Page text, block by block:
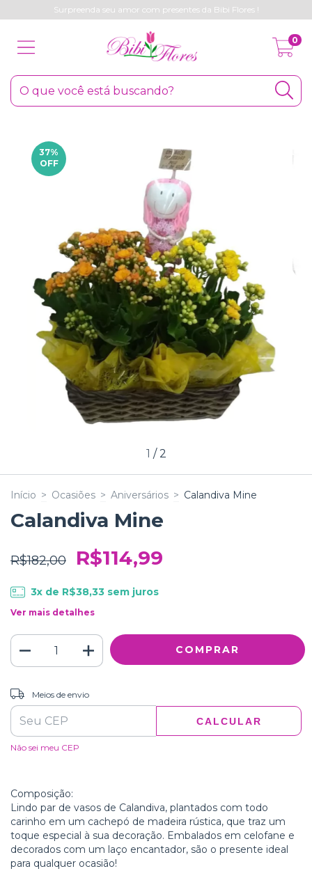
Surpreenda seu amor com presentes da Bibi Flores !
0
37%
OFF
1 / 2
Início > Ocasiões > Aniversários > Calandiva Mine
Calandiva Mine
R$182,00 R$114,99
3x de R$38,33sem juros
Ver mais detalhes
Entregas para o CEP:
Meios de envio
CALCULAR
Não sei meu CEP
Composição:
Lindo par de vasos de Calandiva, plantados com todo
carinho em um cachepó de madeira rústica, que traz um
toque especial à sua decoração. Embalados em celofane e
decorados com um laço encantador, são o presente ideal
para qualquer ocasião!